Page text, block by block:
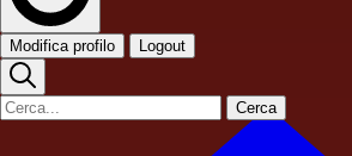
Modifica profilo Logout
Cerca